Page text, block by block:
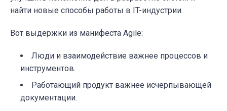
найти новые способы работы в IT-индустрии.
Вот выдержки из манифеста Agile:
Люди и взаимодействие важнее процессов и
инструментов.
Работающий продукт важнее исчерпывающей
документации.